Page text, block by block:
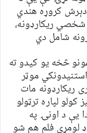
کروړه هندي
ریکارډونه،
شامل دي
څخه یو کیدو ته
موټر
ریکارډونه مات
لپاره ترټولو
یې د اونۍ په
لومړی فلم هم شو